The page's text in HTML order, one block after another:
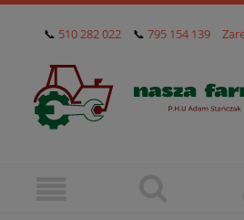
📞 510 282 022 📞 795 154 139